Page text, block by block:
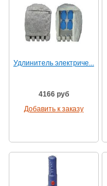
Удлинитель электриче...
4166 руб
Добавить к заказу